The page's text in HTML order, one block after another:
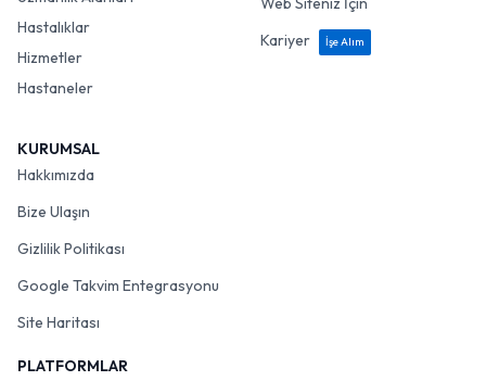
Hastalıklar
Hizmetler
Hastaneler
Kariyer
İşe Alım
KURUMSAL
Hakkımızda
Bize Ulaşın
Gizlilik Politikası
Google Takvim Entegrasyonu
Site Haritası
PLATFORMLAR